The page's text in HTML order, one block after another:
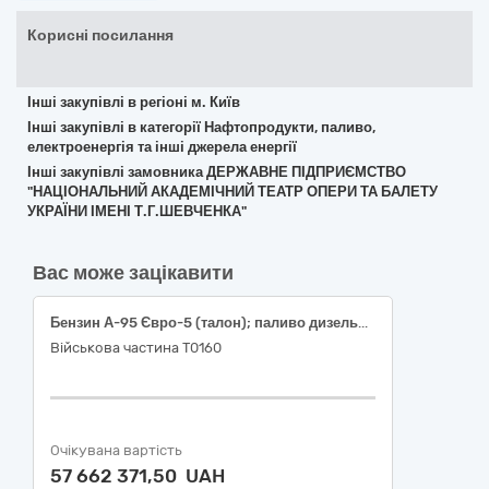
Корисні посилання
Інші закупівлі в регіоні м. Київ
Інші закупівлі в категорії Нафтопродукти, паливо,
електроенергія та інші джерела енергії
Інші закупівлі замовника ДЕРЖАВНЕ ПІДПРИЄМСТВО
"НАЦІОНАЛЬНИЙ АКАДЕМІЧНИЙ ТЕАТР ОПЕРИ ТА БАЛЕТУ
УКРАЇНИ ІМЕНІ Т.Г.ШЕВЧЕНКА"
Вас може зацікавити
Бензин А-95 Євро-5 (талон); паливо дизельне ДП Євро-5 (талон)
Військова частина Т0160
Очікувана вартість
57 662 371,50 UAH